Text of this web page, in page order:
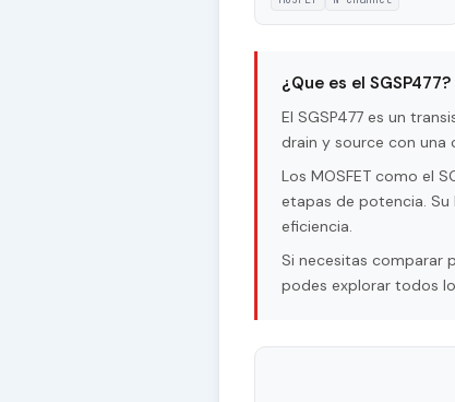
¿Que es el SGSP477?
El SGSP477 es un
drain y source con una
Los MOSFET como el
etapas de potencia.
eficiencia.
Si necesitas comparar
podes explorar todos